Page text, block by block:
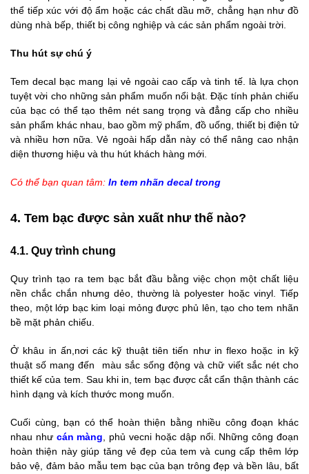
thể tiếp xúc với độ ẩm hoặc các chất dầu mỡ, chẳng hạn như đồ
dùng nhà bếp, thiết bị công nghiệp và các sản phẩm ngoài trời.
Thu hút sự chú ý
Tem decal bạc mang lại vẻ ngoài cao cấp và tinh tế. là lựa chọn
tuyệt vời cho những sản phẩm muốn nổi bật. Đặc tính phản chiếu
của bạc có thể tạo thêm nét sang trọng và đẳng cấp cho nhiều
sản phẩm khác nhau, bao gồm mỹ phẩm, đồ uống, thiết bị điện tử
và nhiều hơn nữa. Vẻ ngoài hấp dẫn này có thể nâng cao nhận
diện thương hiệu và thu hút khách hàng mới.
Có thể bạn quan tâm: In tem nhãn decal trong
4. Tem bạc được sản xuất như thế nào?
4.1. Quy trình chung
Quy trình tạo ra tem bạc bắt đầu bằng việc chọn một chất liệu
nền chắc chắn nhưng dẻo, thường là polyester hoặc vinyl. Tiếp
theo, một lớp bạc kim loại mỏng được phủ lên, tạo cho tem nhãn
bề mặt phản chiếu.
Ở khâu in ấn,nơi các kỹ thuật tiên tiến như in flexo hoặc in kỹ
thuật số mang đến màu sắc sống động và chữ viết sắc nét cho
thiết kế của tem. Sau khi in, tem bạc được cắt cẩn thận thành các
hình dạng và kích thước mong muốn.
Cuối cùng, bạn có thể hoàn thiện bằng nhiều công đoạn khác
nhau như cán màng, phủ vecni hoặc dập nổi. Những công đoạn
hoàn thiện này giúp tăng vẻ đẹp của tem và cung cấp thêm lớp
bảo vệ, đảm bảo mẫu tem bạc của bạn trông đẹp và bền lâu, bất